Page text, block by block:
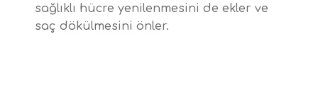
sağlıklı hücre yenilenmesini de ekler ve
saç dökülmesini önler.